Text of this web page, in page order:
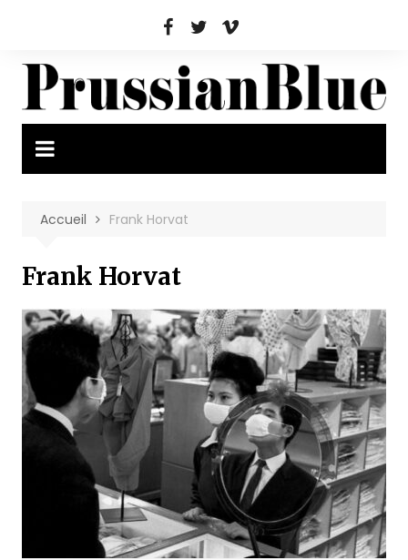
Accueil Frank Horvat
Frank Horvat